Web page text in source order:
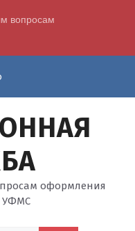
оформления
УФМС